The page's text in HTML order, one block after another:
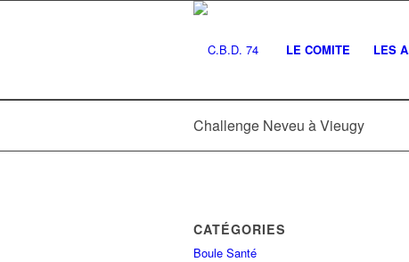
LE COMITE LES
Challenge Neveu à Vieugy
CATÉGORIES
Boule Santé